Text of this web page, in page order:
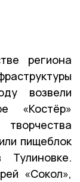
региона
возвели
«Костёр»
пищеблок
«Сокол»,